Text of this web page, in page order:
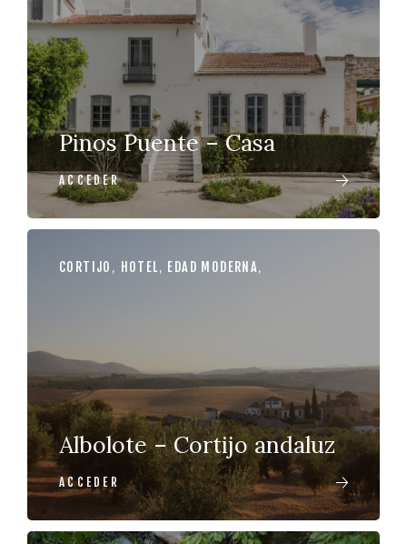
Pinos Puente – Casa
ACCEDER
CORTIJO , HOTEL, EDAD MODERNA,
Albolote – Cortijo andaluz
ACCEDER